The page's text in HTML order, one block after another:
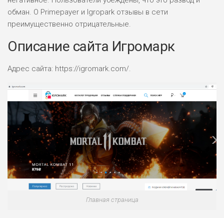
обман. О Primepayer и Igropark отзывы в сети
преимущественно отрицательные.
Описание сайта Игромарк
Адрес сайта: https://igromark.com/.
Главная страница